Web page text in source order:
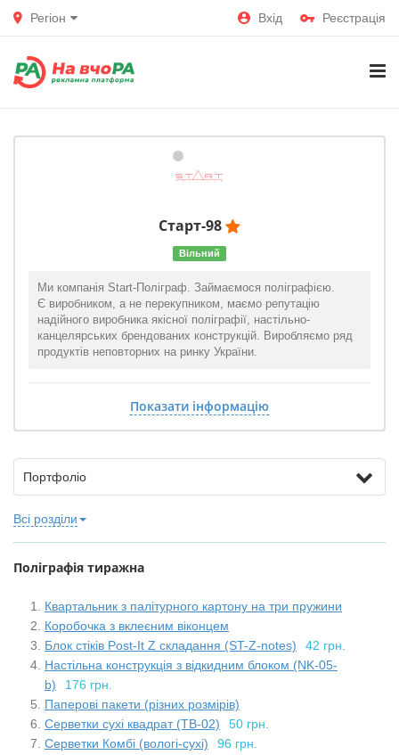
Регіон Вхід Реєстрація
Старт-98
Вільний
Ми компанія Start-Поліграф. Займаємося поліграфією.
Є виробником, а не перекупником, маємо репутацію
надійного виробника якісної поліграфії, настільно-
канцелярських брендованих конструкцій. Виробляємо ряд
продуктів неповторних на ринку України.
Показати інформацію
Портфоліо
Всі розділи
Поліграфія тиражна
Квартальник з палітурного картону на три пружини
Коробочка з вклеєним віконцем
Блок стіків Post-It Z складання (ST-Z-notes)
42 грн.
Настільна конструкція з відкидним блоком (NK-05-
b)
176 грн.
Паперові пакети (різних розмірів)
Серветки сухі квадрат (TB-02)
50 грн.
Серветки Комбі (вологі-сухі)
96 грн.